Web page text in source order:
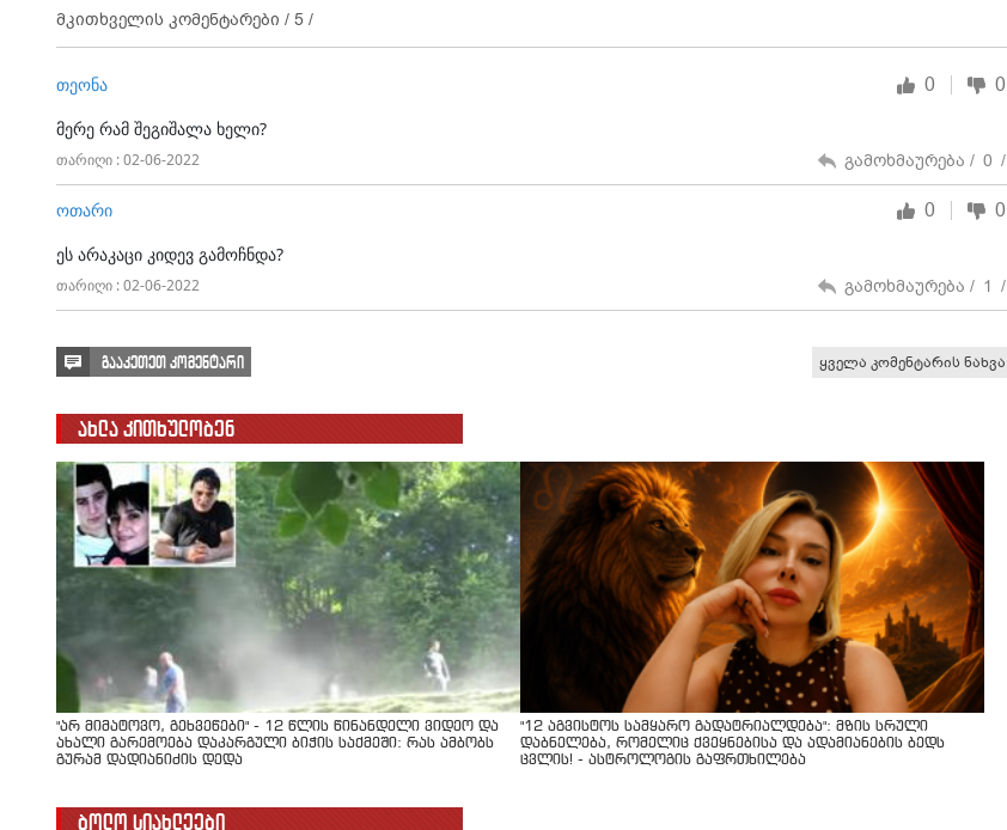
მკითხველის კომენტარები / 5 /
თეონა 0 0
მერე რამ შეგიშალა ხელი?
თარიღი : 02-06-2022 გამოხმაურება / 0 /
ოთარი 0 0
ეს არაკაცი კიდევ გამოჩნდა?
თარიღი : 02-06-2022 გამოხმაურება / 1 /
გააკეთეთ კომენტარი ყველა კომენტარის ნახვა
ახლა კითხულობენ
"არ მიმატოვო, გეხვეწები" - 12 წლის წინანდელი ვიდეო და
ახალი გარემოება დაკარგული ბიჭის საქმეში: რას ამბობს
გურამ დადიანიძის დედა
"12 აგვისტოს სამყარო გადატრიალდება": მზის სრული
დაბნელება, რომელიც ქვეყნებისა და ადამიანების ბედს
ცვლის! - ასტროლოგის გაფრთხილება
ბოლო სიახლეები